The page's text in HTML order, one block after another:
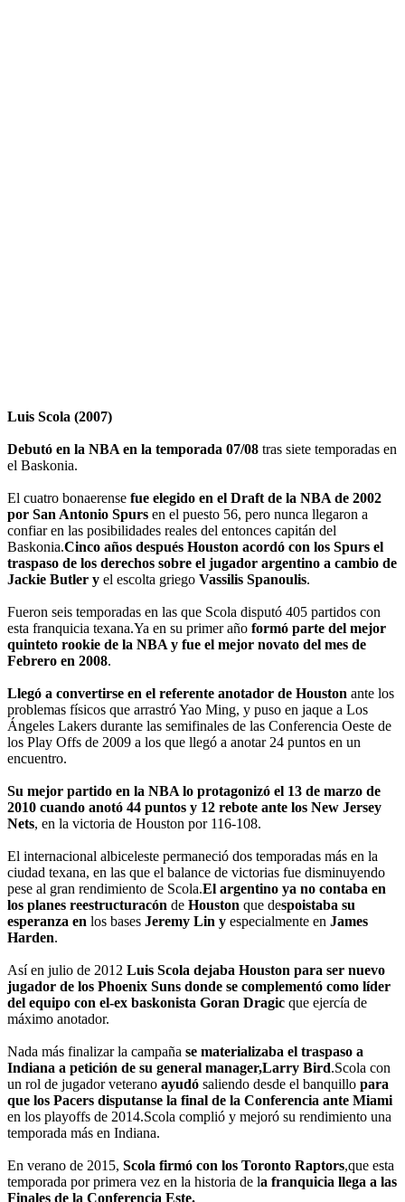
Luis Scola (2007)
Debutó en la NBA en la temporada 07/08 tras siete temporadas en
el Baskonia.
El cuatro bonaerense fue elegido en el Draft de la NBA de 2002
por San Antonio Spurs en el puesto 56, pero nunca llegaron a
confiar en las posibilidades reales del entonces capitán del
Baskonia.Cinco años después Houston acordó con los Spurs el
traspaso de los derechos sobre el jugador argentino a cambio de
Jackie Butler y el escolta griego Vassilis Spanoulis.
Fueron seis temporadas en las que Scola disputó 405 partidos con
esta franquicia texana.Ya en su primer año formó parte del mejor
quinteto rookie de la NBA y fue el mejor novato del mes de
Febrero en 2008.
Llegó a convertirse en el referente anotador de Houston ante los
problemas físicos que arrastró Yao Ming, y puso en jaque a Los
Ángeles Lakers durante las semifinales de las Conferencia Oeste de
los Play Offs de 2009 a los que llegó a anotar 24 puntos en un
encuentro.
Su mejor partido en la NBA lo protagonizó el 13 de marzo de
2010 cuando anotó 44 puntos y 12 rebote ante los New Jersey
Nets, en la victoria de Houston por 116-108.
El internacional albiceleste permaneció dos temporadas más en la
ciudad texana, en las que el balance de victorias fue disminuyendo
pese al gran rendimiento de Scola.El argentino ya no contaba en
los planes reestructuracón de Houston que despoistaba su
esperanza en los bases Jeremy Lin y especialmente en James
Harden.
Así en julio de 2012 Luis Scola dejaba Houston para ser nuevo
jugador de los Phoenix Suns donde se complementó como líder
del equipo con el-ex baskonista Goran Dragic que ejercía de
máximo anotador.
Nada más finalizar la campaña se materializaba el traspaso a
Indiana a petición de su general manager,Larry Bird.Scola con
un rol de jugador veterano ayudó saliendo desde el banquillo para
que los Pacers disputanse la final de la Conferencia ante Miami
en los playoffs de 2014.Scola complió y mejoró su rendimiento una
temporada más en Indiana.
En verano de 2015, Scola firmó con los Toronto Raptors,que esta
temporada por primera vez en la historia de la franquicia llega a las
Finales de la Conferencia Este.